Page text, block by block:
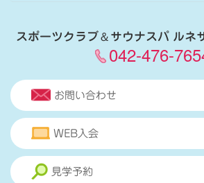
スポーツクラブ＆サウナスパ ルネ
042-476-
お問い合わせ
WEB入会
見学予約